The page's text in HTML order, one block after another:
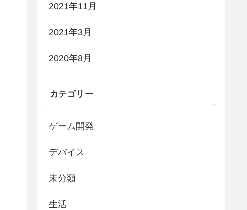
2021年11月
2021年3月
2020年8月
カテゴリー
ゲーム開発
デバイス
未分類
生活